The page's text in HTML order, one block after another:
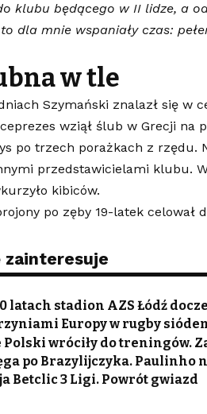
klubu będącego w II lidze, a
dla mnie wspaniały czas:
w tle
Szymański znalazł się
wziął ślub w Grecji na
po trzech porażkach z rzędu.
przedstawicielami klubu.
kibiców.
po zęby 19-latek celował
zainteresuje
latach stadion AZS Łódź
Europy w rugby
wróciły do treningów.
po Brazylijczyka. Paulinho
Betclic 3 Ligi. Powrót gwiazd